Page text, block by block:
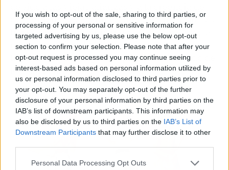
If you wish to opt-out of the sale, sharing to third parties, or
processing of your personal or sensitive information for
targeted advertising by us, please use the below opt-out
section to confirm your selection. Please note that after your
opt-out request is processed you may continue seeing
interest-based ads based on personal information utilized by
us or personal information disclosed to third parties prior to
your opt-out. You may separately opt-out of the further
disclosure of your personal information by third parties on the
IAB’s list of downstream participants. This information may
also be disclosed by us to third parties on the IAB’s List of
Downstream Participants that may further disclose it to other
Personal Data Processing Opt Outs
que tenían más posibilidades de conservar sus
tierras bajo el dominio inglés». No obstante, la
guerra también dividió a los iroqueses: dos de
las seis naciones optaron por luchar del lado de
los patriotas.